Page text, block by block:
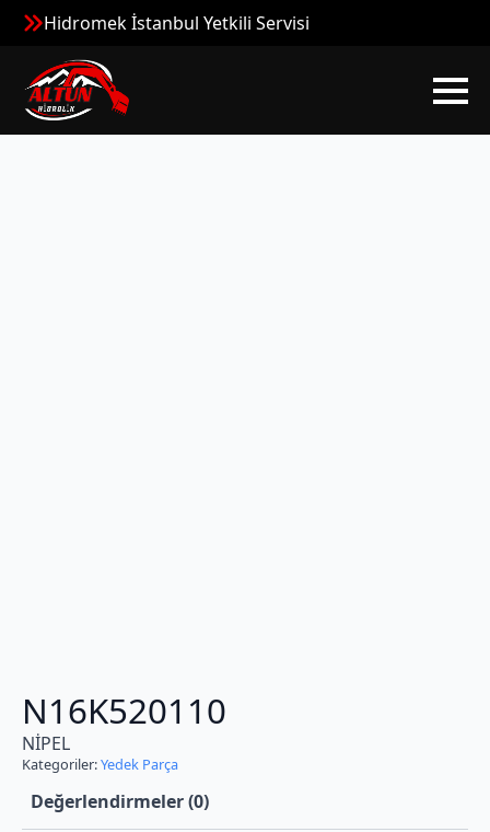
Hidromek İstanbul Yetkili Servisi
N16K520110
NİPEL
Kategoriler:Yedek Parça
Değerlendirmeler (0)